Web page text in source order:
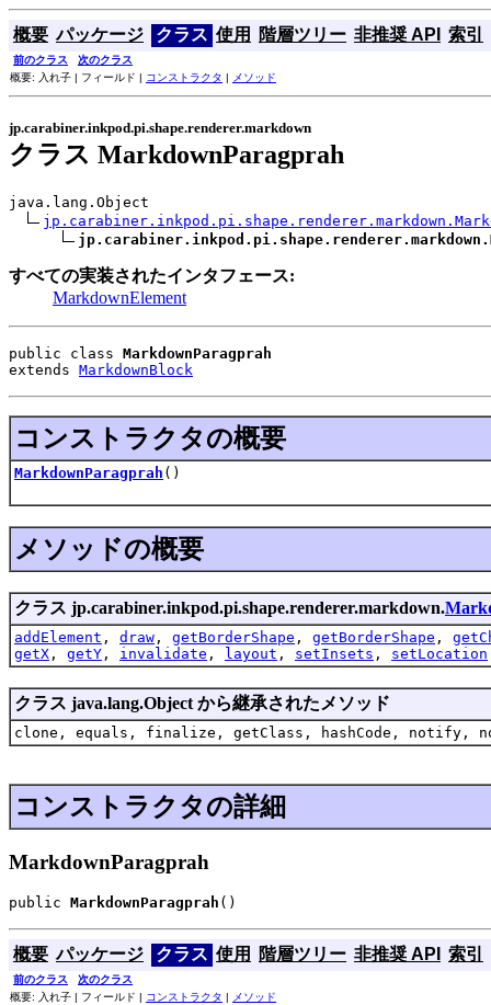
概要 パッケージ クラス 使用 階層ツリー 非推奨 API 索引
前のクラス
次のクラス
概要: 入れ子 | フィールド | コンストラクタ | メソッド
jp.carabiner.inkpod.pi.shape.renderer.markdown
クラス MarkdownParagprah
java.lang.Object
すべての実装されたインタフェース:
MarkdownElement
public class MarkdownParagprah
extends MarkdownBlock
コンストラクタの概要
MarkdownParagprah ()
メソッドの概要
クラス jp.carabiner.inkpod.pi.shape.renderer.markdown.
addElement , draw , getBorderShape , getBorderShape ,
getX , getY , invalidate , layout , setInsets , setLocation
クラス java.lang.Object から継承されたメソッド
clone, equals, finalize, getClass, hashCode,
コンストラクタの詳細
MarkdownParagprah
public MarkdownParagprah ()
概要 パッケージ クラス 使用 階層ツリー 非推奨 API 索引
前のクラス
次のクラス
概要: 入れ子 | フィールド | コンストラクタ | メソッド